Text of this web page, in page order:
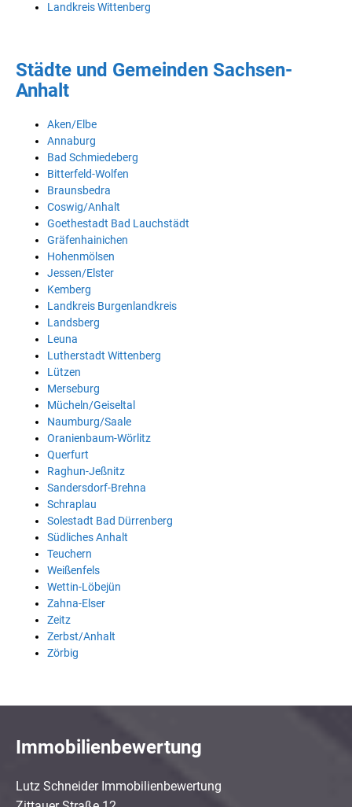
Landkreis Wittenberg
Städte und Gemeinden Sachsen-
Anhalt
Aken/Elbe
Annaburg
Bad Schmiedeberg
Bitterfeld-Wolfen
Braunsbedra
Coswig/Anhalt
Goethestadt Bad Lauchstädt
Gräfenhainichen
Hohenmölsen
Jessen/Elster
Kemberg
Landkreis Burgenlandkreis
Landsberg
Leuna
Lutherstadt Wittenberg
Lützen
Merseburg
Mücheln/Geiseltal
Naumburg/Saale
Oranienbaum-Wörlitz
Querfurt
Raghun-Jeßnitz
Sandersdorf-Brehna
Schraplau
Solestadt Bad Dürrenberg
Südliches Anhalt
Teuchern
Weißenfels
Wettin-Löbejün
Zahna-Elser
Zeitz
Zerbst/Anhalt
Zörbig
Immobilienbewertung
Lutz Schneider Immobilienbewertung